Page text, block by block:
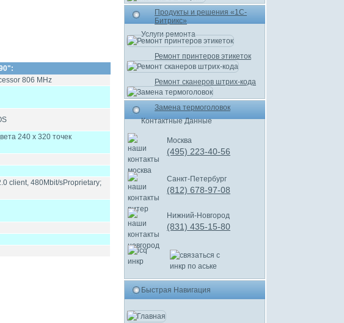
":
806 MHz
240 x 320 точек
client, 480Mbit/sProprietary;
Продукты и решения «1С-
Битрикс»
Услуги ремонта
Ремонт принтеров этикеток
Ремонт сканеров штрих-кода
Замена термоголовок
Контактные Данные
Москва
(495) 223-40-56
Санкт-Петербург
(812) 678-97-08
Нижний-Новгород
(831) 435-15-80
Быстрая Навигация